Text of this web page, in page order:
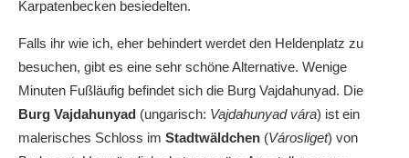
Karpatenbecken besiedelten.
Falls ihr wie ich, eher behindert werdet den Heldenplatz zu
besuchen, gibt es eine sehr schöne Alternative. Wenige
Minuten Fußläufig befindet sich die Burg Vajdahunyad. Die
Burg Vajdahunyad (ungarisch: Vajdahunyad vára) ist ein
malerisches Schloss im Stadtwäldchen (Városliget) von